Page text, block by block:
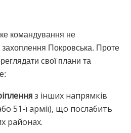
командування не
захоплення Покровська. Проте
свої плани та
з інших напрямків
51-ї армії), що послабить
районах.